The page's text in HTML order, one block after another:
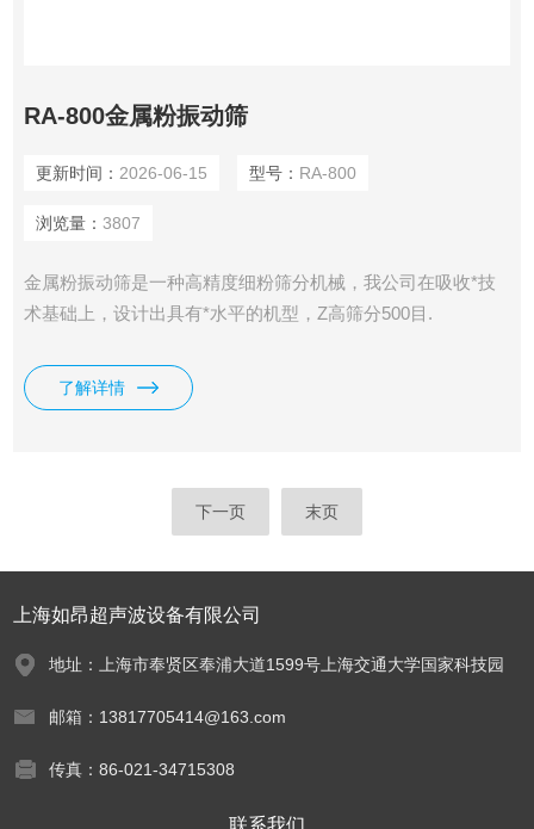
RA-800金属粉振动筛
更新时间： 2026-06-15 型号： RA-800
浏览量： 3807
金属粉振动筛是一种高精度细粉筛分机械，我公司在吸收*技
术基础上，设计出具有*水平的机型，Z高筛分500目.
了解详情
下一页 末页
上海如昂超声波设备有限公司
地址：上海市奉贤区奉浦大道1599号上海交通大学国家科技园
邮箱：13817705414@163.com
传真：86-021-34715308
联系我们